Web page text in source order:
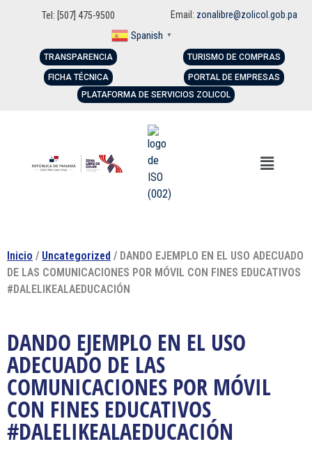
Tel: [507] 475-9500 Email: zonalibre@zolicol.gob.pa
Spanish ▼
TRANSPARENCIA
FICHA TÉCNICA
TURISMO DE COMPRAS
PORTAL DE EMPRESAS
PLATAFORMA DE SERVICIOS ZOLICOL
Inicio / Uncategorized / DANDO EJEMPLO EN EL USO ADECUADO
DE LAS COMUNICACIONES POR MÓVIL CON FINES EDUCATIVOS
#DALELIKEALAEDUCACIÓN
DANDO EJEMPLO EN EL USO
ADECUADO DE LAS
COMUNICACIONES POR MÓVIL
CON FINES EDUCATIVOS
#DALELIKEALAEDUCACIÓN